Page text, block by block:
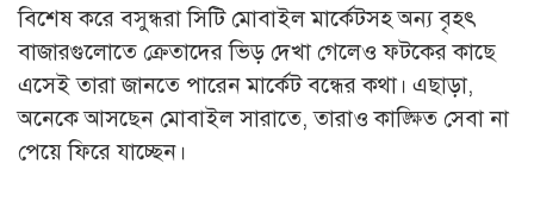
বিশেষ করে বসুন্ধরা সিটি মোবাইল মার্কেটসহ অন্য বৃহৎ
বাজারগুলোতে ক্রেতাদের ভিড় দেখা গেলেও ফটকের কাছে
এসেই তারা জানতে পারেন মার্কেট বন্ধের কথা। এছাড়া,
অনেকে আসছেন মোবাইল সারাতে, তারাও কাঙ্ক্ষিত সেবা না
পেয়ে ফিরে যাচ্ছেন।